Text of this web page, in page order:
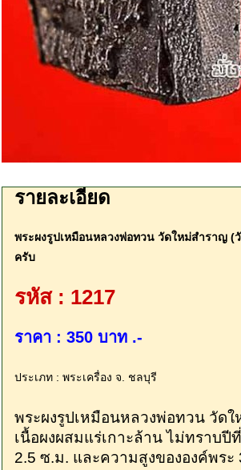
รายละเอียด
พระผงรูปเหมือนหลวงพ่อทวน วัดใหม่สำราญ (
ครับ
รหัส : 1217
ราคา : 350 บาท .-
ประเภท : พระเครื่อง จ. ชลบุรี
พระผงรูปเหมือนหลวงพ่อทวน วัด
เนื้อผงผสมแร่เกาะล้าน ไม่ทราบ
2.5 ซ.ม. และความสูงขององค์พร